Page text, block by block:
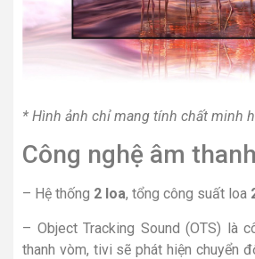
* Hình ảnh chỉ mang tính chất minh
Công nghệ âm thanh
– Hệ thống 2 loa, tổng công suất loa
– Object Tracking Sound (OTS) là
thanh vòm, tivi sẽ phát hiện chuyển